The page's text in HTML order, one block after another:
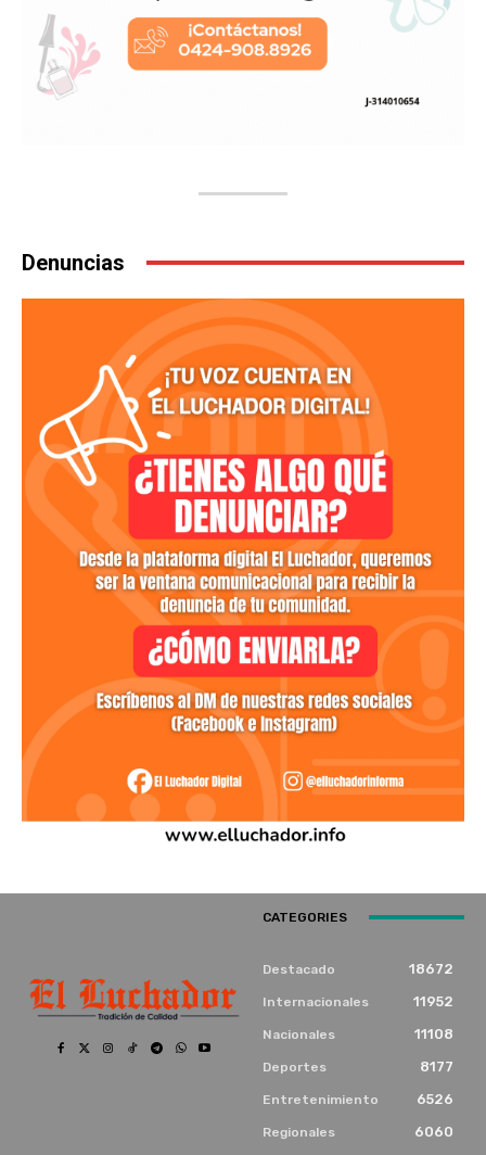
Denuncias
CATEGORIES
Destacado 18672
Internacionales 11952
Nacionales 11108
Deportes 8177
Entretenimiento 6526
Regionales 6060